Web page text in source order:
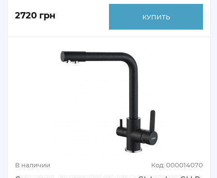
2720 грн КУПИТЬ
В наличии Код: 000014070